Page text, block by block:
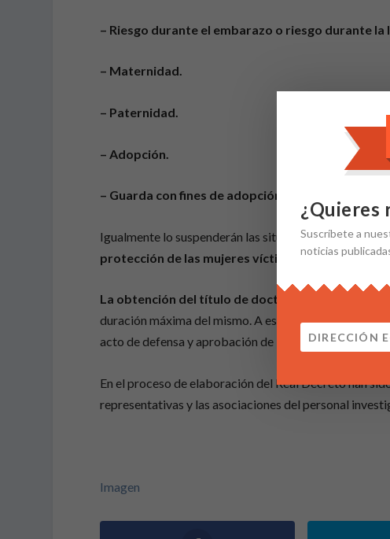
– Riesgo durante el embarazo o riesgo durante la
– Maternidad.
– Paternidad.
– Adopción.
– Guarda con fines de adopción o acogimiento.
Igualmente lo suspenderán las situaciones previstas
protección de las mujeres víctimas de violencia
La obtención del título de doctor extinguirá el
duración máxima del mismo. A estos efectos se
acto de defensa y aprobación de la tesis doctoral.
En el proceso de elaboración del Real Decreto han
representativas y las asociaciones del personal
Imagen
Suscríbetea
noticias